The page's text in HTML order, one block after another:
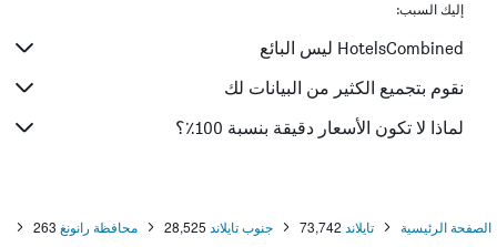
إليك السبب:
HotelsCombined ليس البائع
نقوم بتجميع الكثير من البيانات لك
لماذا لا تكون الأسعار دقيقة بنسبة 100٪؟
الصفحة الرئيسية تايلاند 73,742 جنوب تايلاند 28,525 محافظة رانونغ 263